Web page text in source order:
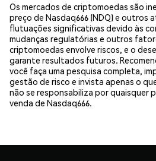
Os mercados de criptomoedas são
preço de Nasdaq666 (NDQ) e
flutuações significativas devido às
mudanças regulatórias e outros
criptomoedas envolve riscos, e o
garante resultados futuros.
você faça uma pesquisa completa,
gestão de risco e invista apenas o
não se responsabiliza por quaisquer
venda de Nasdaq666.